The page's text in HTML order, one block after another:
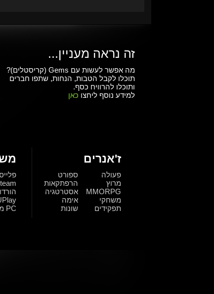
זה נראה מעניין...
מה אפשר לעשות עם Gems (קריסטלים)?
תוכלו לקבל הטבות, הנחות, שתפו חברים
ותוכלו להרוויח כסף.
למידע נוסף ליחצו כאן
PC משחקי
ז'אנרים
פעולה
ספורט
מרוץ
הרפתקאות
MMORPG
אסטרטגיה
משחקי
תפקידים
אימה
שונות